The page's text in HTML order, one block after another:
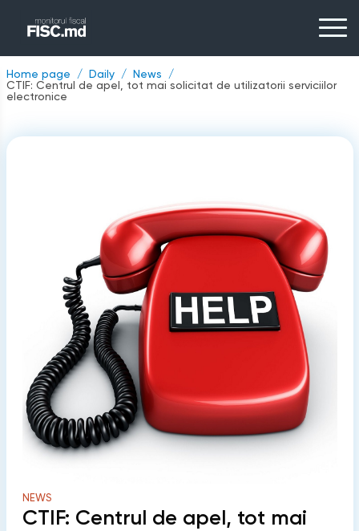
Home page Daily
News
CTIF: Centrul de apel, tot mai solicitat de utilizatorii serviciilor
electronice
NEWS
CTIF: Centrul de apel, tot mai